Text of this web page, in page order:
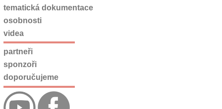
tematická dokumentace
osobnosti
videa
partneři
sponzoři
doporučujeme